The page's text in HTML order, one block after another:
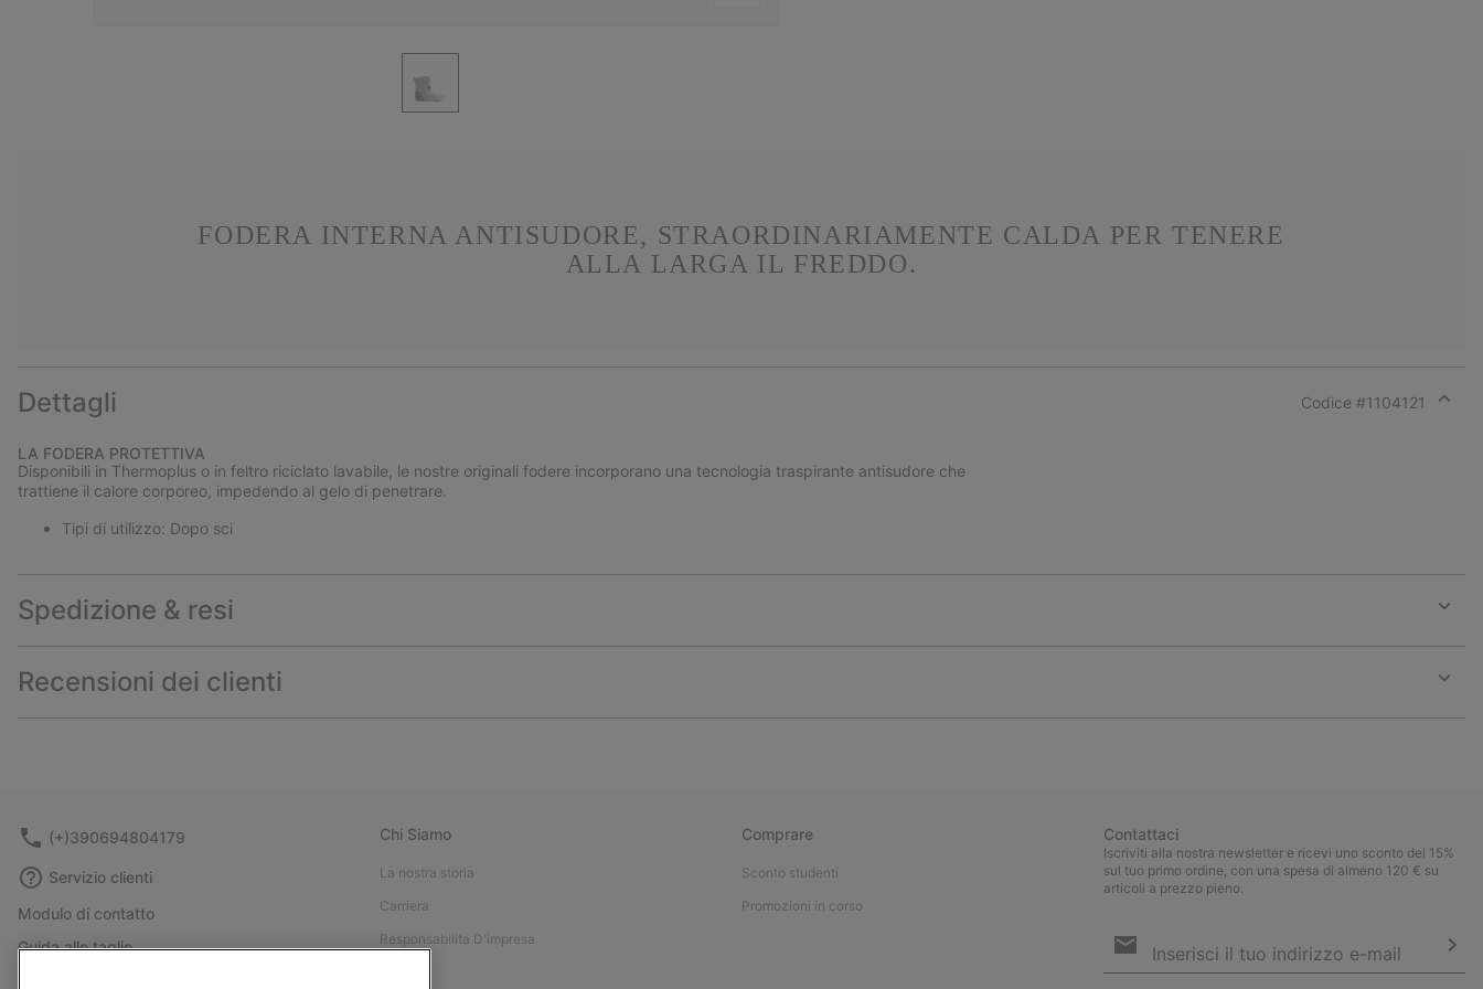
FODERA INTERNA ANTISUDORE, STRAORDINARIAMENTE CALDA PER TENERE
ALLA LARGA IL FREDDO.
Dettagli Codice #1104121
LA FODERA PROTETTIVA
Disponibili in Thermoplus o in feltro riciclato lavabile, le nostre originali fodere incorporano una tecnologia traspirante antisudore che
trattiene il calore corporeo, impedendo al gelo di penetrare.
Tipi di utilizzo: Dopo sci
Spedizione & resi
or
Recensioni dei clienti
or
(+)390694804179
Servizio clienti
Modulo di contatto
Guida alle taglie
Chi Siamo
La nostra storia
Carriera
Responsabilita D'impresa
Comprare
Sconto studenti
Promozioni in corso
Contattaci
Iscriviti alla nostra newsletter e ricevi uno sconto del 15%
sul tuo primo ordine, con una spesa di almeno 120 € su
articoli a prezzo pieno.
e-